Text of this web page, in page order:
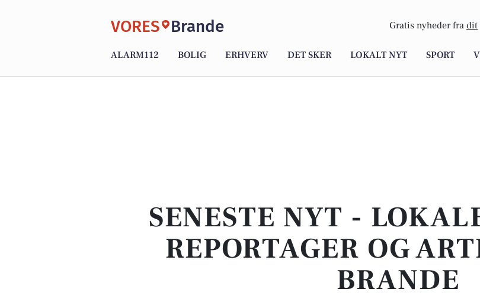
VORES Brande Gratis nyheder fra dit
ALARM112 BOLIG ERHVERV DET SKER LOKALT NYT SPORT
SENESTE NYT -
REPORTAGER OG
BRANDE